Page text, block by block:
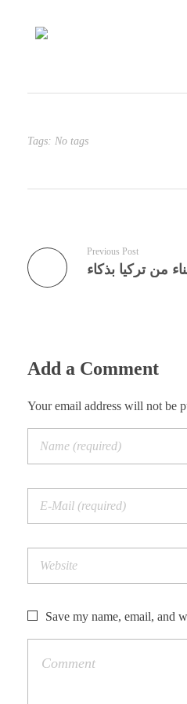
Tags: No tags
Previous Post
من تركيا بذكاء
Add a Comment
Your email address will not be
Save my name, email, and